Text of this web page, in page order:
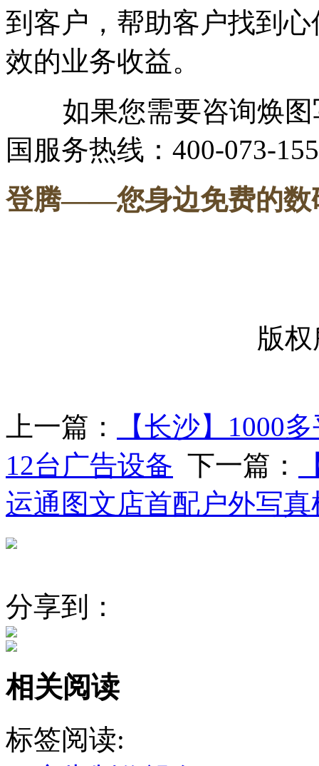
到客户，帮助客户找到
效的业务收益。
如果您需要咨询焕图
国服务热线：400-073-
登腾——您身边免费的数
版
上一篇：
【长沙】1000
12台广告设备 下一篇：
运通图文店首配户外写真
分享到：
相关阅读
标签阅读: